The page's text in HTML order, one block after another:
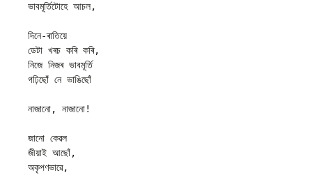
ভাবমূৰ্তিটোহে আচল,
দিনে-ৰাতিয়ে
ডেটা খৰচ কৰি কৰি,
নিজে নিজৰ ভাবমূৰ্তি
গঢ়িছোঁ নে ভাঙিছোঁ
নাজানো, নাজানো!
জানো কেৱল
জীয়াই আছোঁ,
অকৃপণভাৱে,